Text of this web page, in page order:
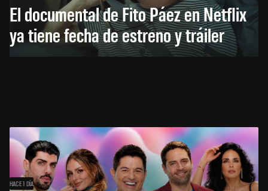
El documental de Fito Páez en Netflix
ya tiene fecha de estreno y tráiler
HACE 1 DÍA